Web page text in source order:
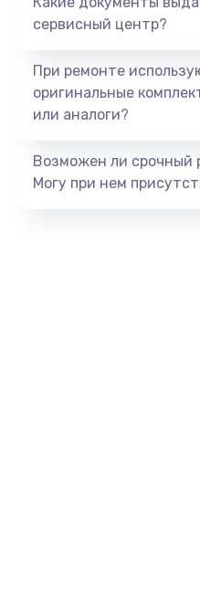
сервисный центр?
При ремонте
оригинальные
или аналоги?
Возможен ли срочный
Могу при нем